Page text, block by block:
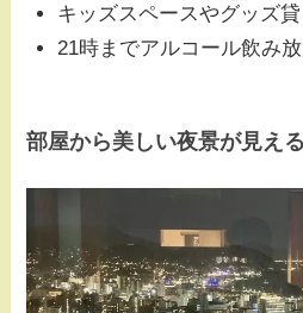
キッズスペースやグッズ
21時までアルコール飲み
部屋から美しい夜景が見える